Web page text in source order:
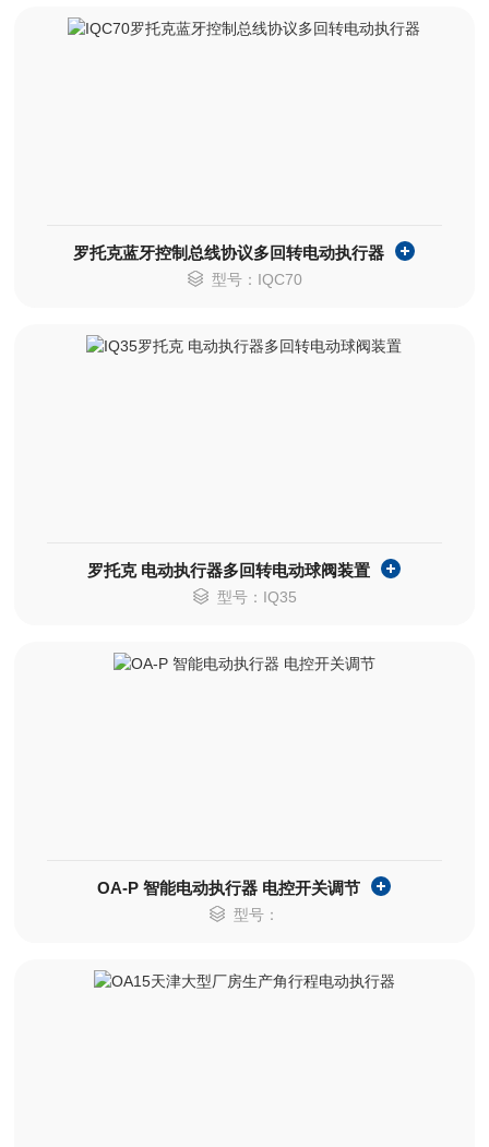
罗托克蓝牙控制总线协议多回转电动执行器
型号：IQC70
罗托克 电动执行器多回转电动球阀装置
型号：IQ35
OA-P 智能电动执行器 电控开关调节
型号：